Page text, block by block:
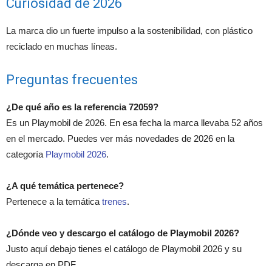
Curiosidad de 2026
La marca dio un fuerte impulso a la sostenibilidad, con plástico
reciclado en muchas líneas.
Preguntas frecuentes
¿De qué año es la referencia 72059?
Es un Playmobil de 2026. En esa fecha la marca llevaba 52 años
en el mercado. Puedes ver más novedades de 2026 en la
categoría Playmobil 2026.
¿A qué temática pertenece?
Pertenece a la temática trenes.
¿Dónde veo y descargo el catálogo de Playmobil 2026?
Justo aquí debajo tienes el catálogo de Playmobil 2026 y su